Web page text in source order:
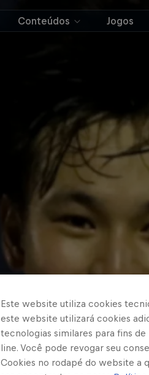
Conteúdos Jogos
Este website utiliza cookies
este website utilizará cookies
tecnologias similares para fins
line. Você pode revogar seu
Cookies no rodapé do website a